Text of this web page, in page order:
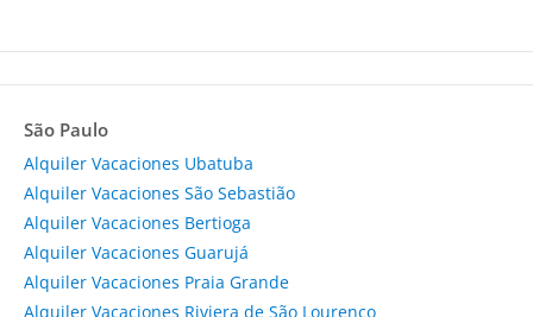
São Paulo
Alquiler Vacaciones Ubatuba
Alquiler Vacaciones São Sebastião
Alquiler Vacaciones Bertioga
Alquiler Vacaciones Guarujá
Alquiler Vacaciones Praia Grande
Alquiler Vacaciones Riviera de São Lourenço